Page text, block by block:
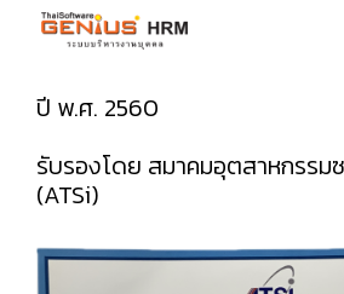
ปี พ.ศ. 2560
รับรองโดย สมาคมอุตสาหกรรม
(ATSi)